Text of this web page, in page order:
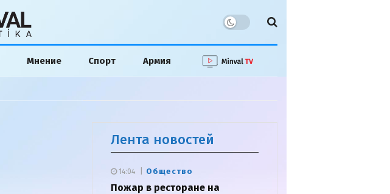
Мнение Спорт Армия
Лента новостей
Общество
Пожар в ресторане на
14:04